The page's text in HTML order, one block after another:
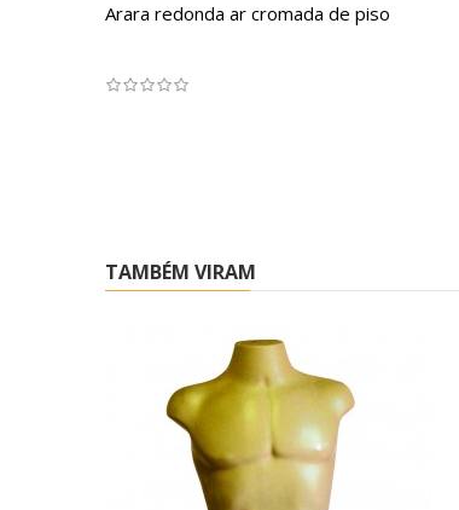
Arara redonda ar cromada de piso
TAMBÉM VIRAM